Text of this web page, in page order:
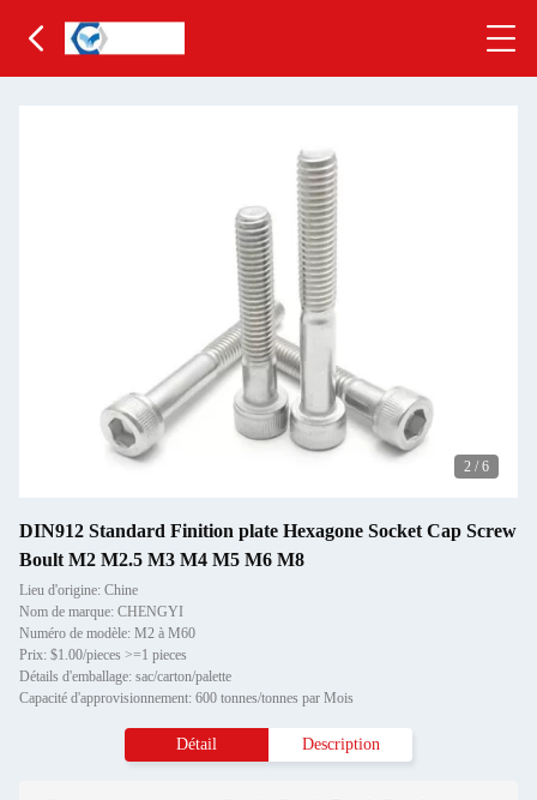
2 / 6
DIN912 Standard Finition plate Hexagone Socket Cap Screw
Boult M2 M2.5 M3 M4 M5 M6 M8
Lieu d'origine: Chine
Nom de marque: CHENGYI
Numéro de modèle: M2 à M60
Prix: $1.00/pieces >=1 pieces
Détails d'emballage: sac/carton/palette
Capacité d'approvisionnement: 600 tonnes/tonnes par Mois
Détail Description